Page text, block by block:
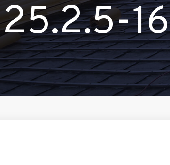
16